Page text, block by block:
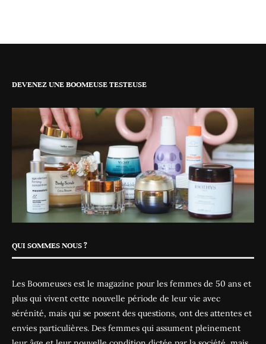
DEVENEZ UNE BOOMEUSE TESTEUSE
QUI SOMMES NOUS ?
Les Boomeuses est le magazine pour les femmes de 50 ans et
plus qui vivent cette nouvelle période de leur vie avec
sérénité, mais qui se posent des questions, ont des attentes et
envies particulières. Des femmes qui assument pleinement